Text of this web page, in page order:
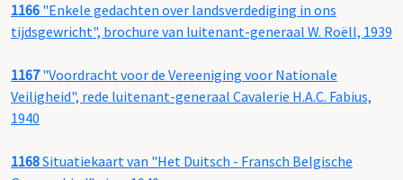
1166 "Enkele gedachten over landsverdediging in ons
tijdsgewricht", brochure van luitenant-generaal W. Roëll, 1939
1167"Voordracht voor de Vereeniging voor Nationale
Veiligheid", rede luitenant-generaal Cavalerie H.A.C. Fabius,
1940
1168Situatiekaart van "Het Duitsch - Fransch Belgische